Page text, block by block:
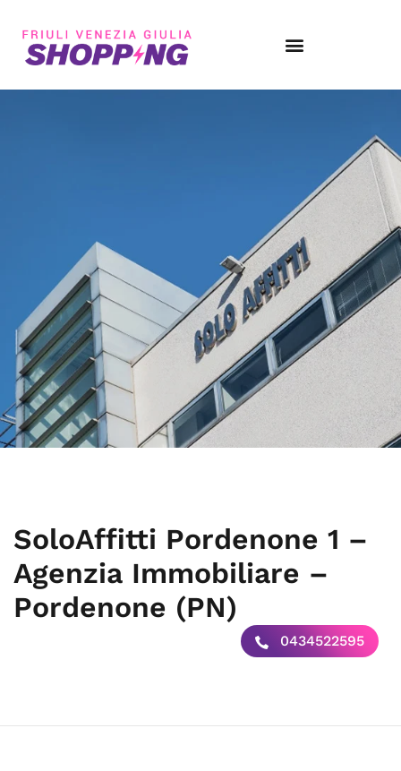
SoloAffitti Pordenone 1 –
Agenzia Immobiliare –
Pordenone (PN)
0434522595